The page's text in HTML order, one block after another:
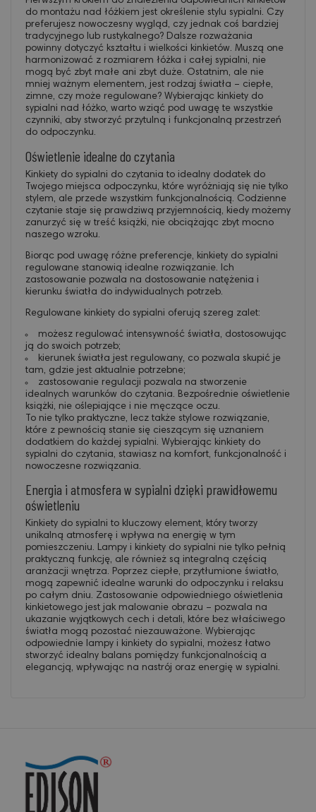
do montażu nad łóżkiem jest określenie stylu sypialni. Czy
preferujesz nowoczesny wygląd, czy jednak coś bardziej
tradycyjnego lub rustykalnego? Dalsze rozważania
powinny dotyczyć kształtu i wielkości kinkietów. Muszą one
harmonizować z rozmiarem łóżka i całej sypialni, nie
mogą być zbyt małe ani zbyt duże. Ostatnim, ale nie
mniej ważnym elementem, jest rodzaj światła – ciepłe,
zimne, czy może regulowane? Wybierając kinkiety do
sypialni nad łóżko, warto wziąć pod uwagę te wszystkie
czynniki, aby stworzyć przytulną i funkcjonalną przestrzeń
do odpoczynku.
Oświetlenie idealne do czytania
Kinkiety do sypialni do czytania to idealny dodatek do
Twojego miejsca odpoczynku, które wyróżniają się nie tylko
stylem, ale przede wszystkim funkcjonalnością. Codzienne
czytanie staje się prawdziwą przyjemnością, kiedy możemy
zanurzyć się w treść książki, nie obciążając zbyt mocno
naszego wzroku.
Biorąc pod uwagę różne preferencje, kinkiety do sypialni
regulowane stanowią idealne rozwiązanie. Ich
zastosowanie pozwala na dostosowanie natężenia i
kierunku światła do indywidualnych potrzeb.
Regulowane kinkiety do sypialni oferują szereg zalet:
możesz regulować intensywność światła, dostosowując
ją do swoich potrzeb;
kierunek światła jest regulowany, co pozwala skupić je
tam, gdzie jest aktualnie potrzebne;
zastosowanie regulacji pozwala na stworzenie
idealnych warunków do czytania. Bezpośrednie oświetlenie
książki, nie oślepiające i nie męczące oczu.
To nie tylko praktyczne, lecz także stylowe rozwiązanie,
które z pewnością stanie się cieszącym się uznaniem
dodatkiem do każdej sypialni. Wybierając kinkiety do
sypialni do czytania, stawiasz na komfort, funkcjonalność i
nowoczesne rozwiązania.
Energia i atmosfera w sypialni dzięki prawidłowemu
oświetleniu
Kinkiety do sypialni to kluczowy element, który tworzy
unikalną atmosferę i wpływa na energię w tym
pomieszczeniu. Lampy i kinkiety do sypialni nie tylko pełnią
praktyczną funkcję, ale również są integralną częścią
aranżacji wnętrza. Poprzez ciepłe, przytłumione światło,
mogą zapewnić idealne warunki do odpoczynku i relaksu
po całym dniu. Zastosowanie odpowiedniego oświetlenia
kinkietowego jest jak malowanie obrazu – pozwala na
ukazanie wyjątkowych cech i detali, które bez właściwego
światła mogą pozostać niezauważone. Wybierając
odpowiednie lampy i kinkiety do sypialni, możesz łatwo
stworzyć idealny balans pomiędzy funkcjonalnością a
elegancją, wpływając na nastrój oraz energię w sypialni.